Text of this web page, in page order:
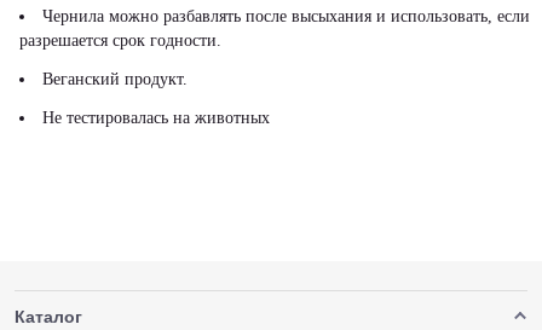
Чернила можно разбавлять после высыхания и использовать, если
разрешается срок годности.
Веганский продукт.
Не тестировалась на животных
Каталог